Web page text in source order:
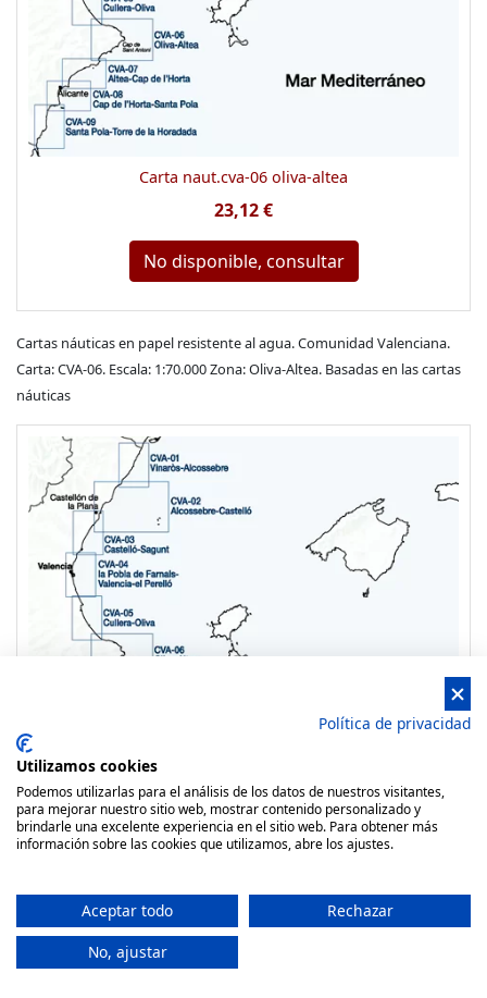
Carta naut.cva-06 oliva-altea
23,12 €
No disponible, consultar
Cartas náuticas en papel resistente al agua. Comunidad Valenciana.
Carta: CVA-06. Escala: 1:70.000 Zona: Oliva-Altea. Basadas en las cartas
náuticas
Carta naut.cva-07 altea-cap de l'horta
27,59 €
Cartas náuticas en papel resistente al agua. Comunidad Valenciana.
Política de privacidad
Utilizamos cookies
Podemos utilizarlas para el análisis de los datos de nuestros visitantes,
para mejorar nuestro sitio web, mostrar contenido personalizado y
brindarle una excelente experiencia en el sitio web. Para obtener más
información sobre las cookies que utilizamos, abre los ajustes.
Aceptar todo
Rechazar
No, ajustar